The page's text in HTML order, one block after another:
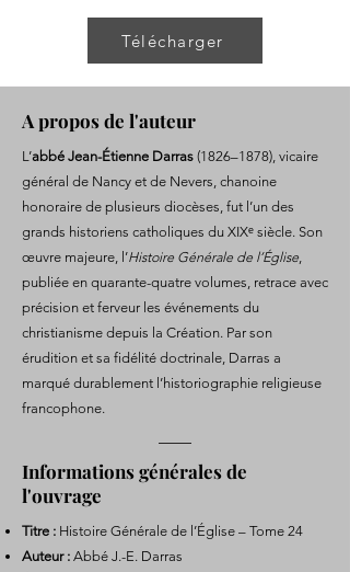
Télécharger
A propos de l'auteur
L’abbé Jean-Étienne Darras (1826–1878), vicaire
général de Nancy et de Nevers, chanoine
honoraire de plusieurs diocèses, fut l’un des
grands historiens catholiques du XIXᵉ siècle. Son
œuvre majeure, l’Histoire Générale de l’Église,
publiée en quarante-quatre volumes, retrace avec
précision et ferveur les événements du
christianisme depuis la Création. Par son
érudition et sa fidélité doctrinale, Darras a
marqué durablement l’historiographie religieuse
francophone.
Informations générales de
l'ouvrage
Titre : Histoire Générale de l’Église – Tome 24
Auteur : Abbé J.-E. Darras